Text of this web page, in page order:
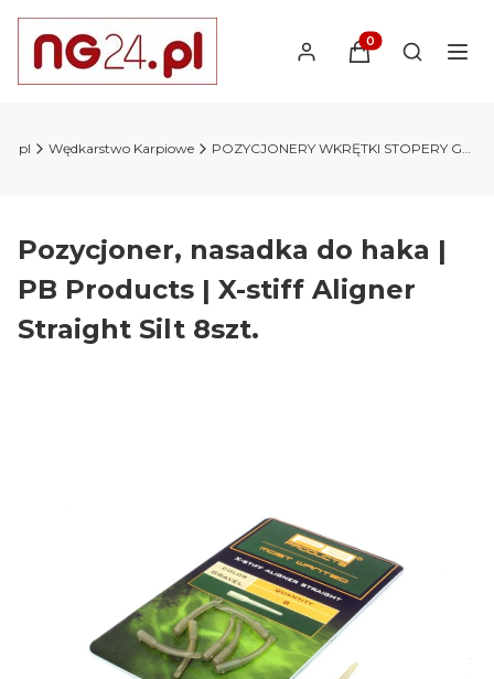
Produkty w
Otwórz
Wędkarstwo Karpiowe POZYCJONERY WKRĘTKI STOPERY GUMKI
Pozycjoner, nasadka do haka |
PB Products | X-stiff Aligner
Straight Silt 8szt.